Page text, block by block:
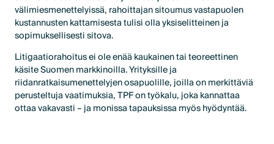
välimiesmenettelyissä, rahoittajan sitoumus vastapuolen
kustannusten kattamisesta tulisi olla yksiselitteinen ja
sopimuksellisesti sitova.
Litigaatiorahoitus ei ole enää kaukainen tai teoreettinen
käsite Suomen markkinoilla. Yrityksille ja
riidanratkaisumenettelyjen osapuolille, joilla on merkittäviä
perusteltuja vaatimuksia, TPF on työkalu, joka kannattaa
ottaa vakavasti – ja monissa tapauksissa myös hyödyntää.